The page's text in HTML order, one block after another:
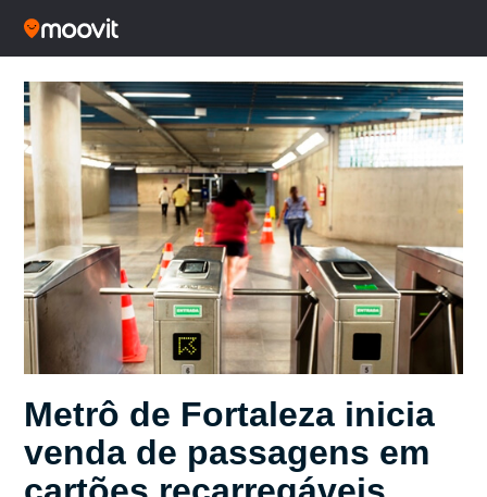
Metrô de Fortaleza inicia
venda de passagens em